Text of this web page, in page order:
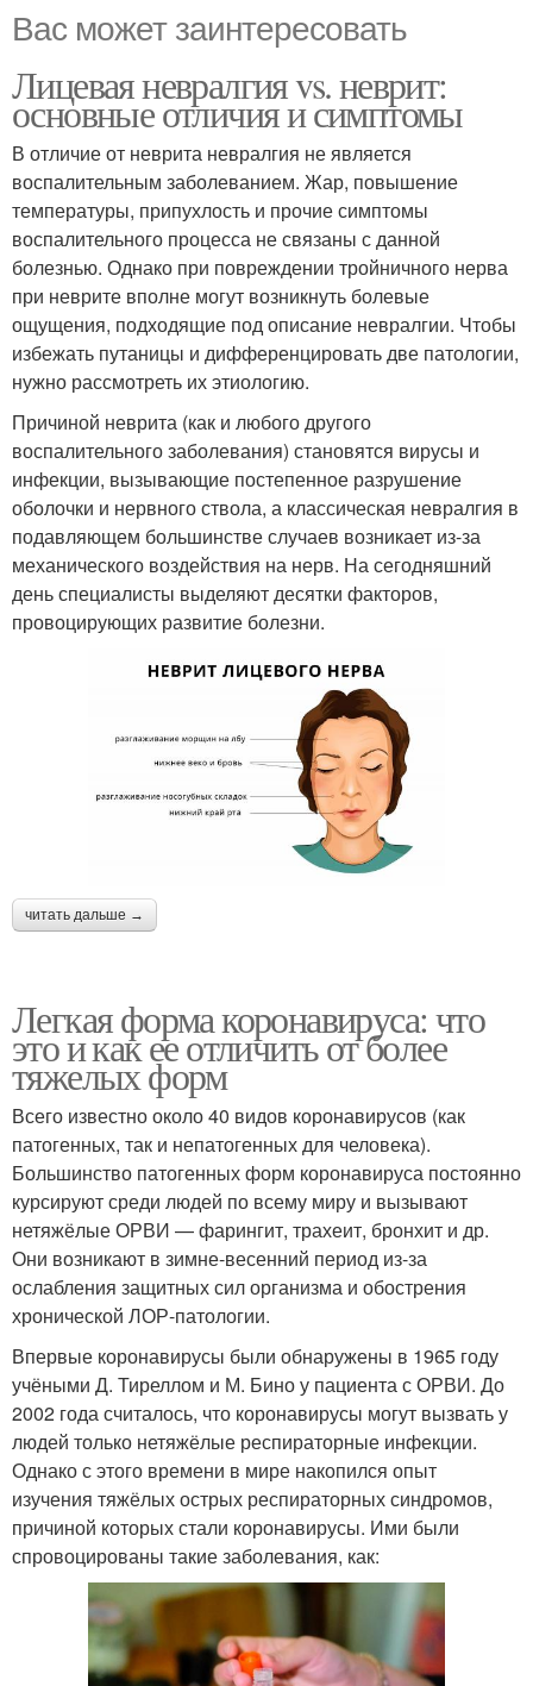
Вас может заинтересовать
Лицевая невралгия vs. неврит:
основные отличия и симптомы
В отличие от неврита невралгия не является
воспалительным заболеванием. Жар, повышение
температуры, припухлость и прочие симптомы
воспалительного процесса не связаны с данной
болезнью. Однако при повреждении тройничного нерва
при неврите вполне могут возникнуть болевые
ощущения, подходящие под описание невралгии. Чтобы
избежать путаницы и дифференцировать две патологии,
нужно рассмотреть их этиологию.
Причиной неврита (как и любого другого
воспалительного заболевания) становятся вирусы и
инфекции, вызывающие постепенное разрушение
оболочки и нервного ствола, а классическая невралгия в
подавляющем большинстве случаев возникает из-за
механического воздействия на нерв. На сегодняшний
день специалисты выделяют десятки факторов,
провоцирующих развитие болезни.
читать дальше →
Легкая форма коронавируса: что
это и как ее отличить от более
тяжелых форм
Всего известно около 40 видов коронавирусов (как
патогенных, так и непатогенных для человека).
Большинство патогенных форм коронавируса постоянно
курсируют среди людей по всему миру и вызывают
нетяжёлые ОРВИ — фарингит, трахеит, бронхит и др.
Они возникают в зимне-весенний период из-за
ослабления защитных сил организма и обострения
хронической ЛОР-патологии.
Впервые коронавирусы были обнаружены в 1965 году
учёными Д. Тиреллом и М. Бино у пациента с ОРВИ. До
2002 года считалось, что коронавирусы могут вызвать у
людей только нетяжёлые респираторные инфекции.
Однако с этого времени в мире накопился опыт
изучения тяжёлых острых респираторных синдромов,
причиной которых стали коронавирусы. Ими были
спровоцированы такие заболевания, как: